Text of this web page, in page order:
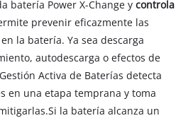
batería Power X-Change ycontrola
prevenir eficazmente las
la batería. Ya sea descarga
autodescarga o efectos de
Activa de Baterías detecta
en una etapa temprana y toma
la batería alcanza un